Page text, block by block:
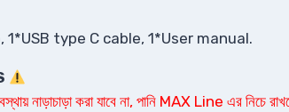
1*USB type C cable, 1*User manual.
নাড়াচাড়া করা যাবে না, পানি MAX Line এর নিচে